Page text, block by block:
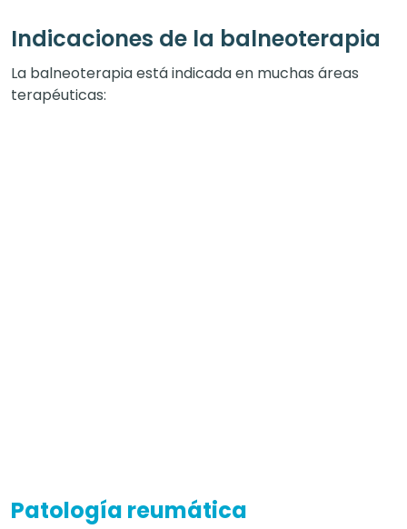
Indicaciones de la balneoterapia
La balneoterapia está indicada en muchas áreas
terapéuticas:
Patología reumática